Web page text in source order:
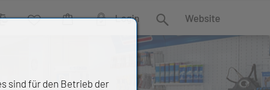
WunschlisteWarenkorb Login Suche Website
sind für den Betrieb der